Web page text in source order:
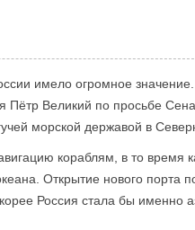
имело огромное
Пётр Великий по просьбе
морской державой в
кораблям, в то время
Открытие нового порта
Россия стала бы именно